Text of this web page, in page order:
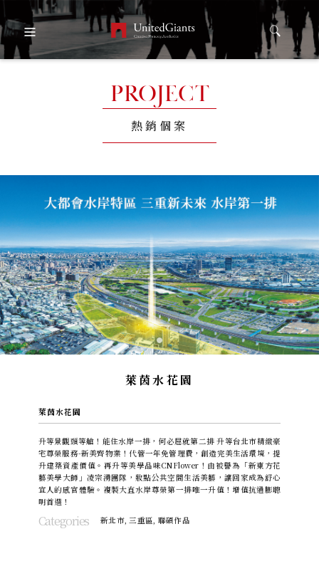
PROJECT
熱銷個案
萊茵水花園
萊茵水花園
升等景觀頭等艙！能住水岸一排，何必屈就第二排 升等台北市精緻豪
宅尊榮服務-新美齊物業！代管一年免管理費，創造完美生活環境，提
升建築資產價值。再升等美學品味CNFlower！由被譽為「新東方花
藝美學大師」凌宗湧團隊，妝點公共空間生活美藝，讓回家成為舒心
宜人的感官體驗。複製大直水岸尊榮第一排唯一升值！增值抗通膨聰
明首選！
Categories 新北市, 三重區, 聯碩作品